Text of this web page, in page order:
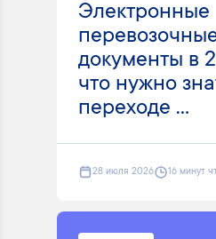
Электронные
документы в
что нужно
переходе ...
28 июля 2026 16 минут